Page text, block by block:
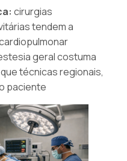
cirurgias
tendem a
geral costuma
técnicas regionais,
paciente